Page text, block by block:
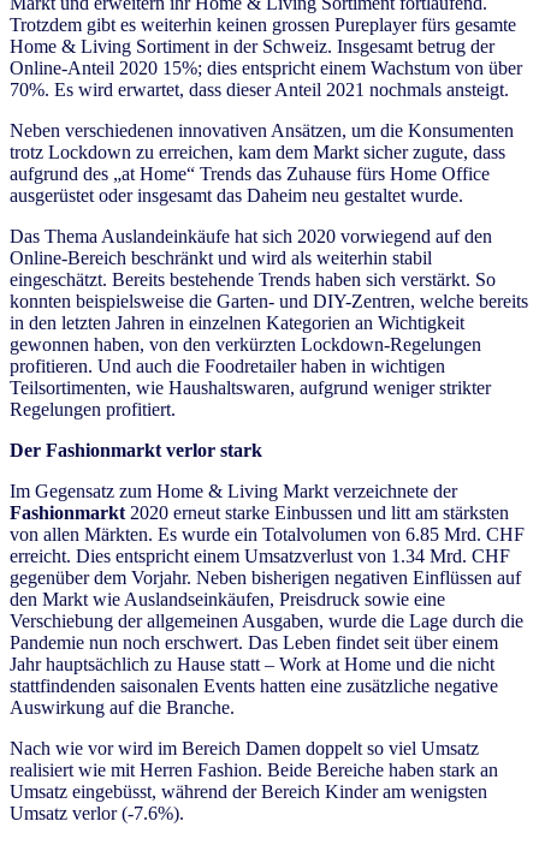
Trotzdem gibt es weiterhin keinen grossen Pureplayer fürs gesamte
Home & Living Sortiment in der Schweiz. Insgesamt betrug der
Online-Anteil 2020 15%; dies entspricht einem Wachstum von über
70%. Es wird erwartet, dass dieser Anteil 2021 nochmals ansteigt.
Neben verschiedenen innovativen Ansätzen, um die Konsumenten
trotz Lockdown zu erreichen, kam dem Markt sicher zugute, dass
aufgrund des „at Home“ Trends das Zuhause fürs Home Office
ausgerüstet oder insgesamt das Daheim neu gestaltet wurde.
Das Thema Auslandeinkäufe hat sich 2020 vorwiegend auf den
Online-Bereich beschränkt und wird als weiterhin stabil
eingeschätzt. Bereits bestehende Trends haben sich verstärkt. So
konnten beispielsweise die Garten- und DIY-Zentren, welche bereits
in den letzten Jahren in einzelnen Kategorien an Wichtigkeit
gewonnen haben, von den verkürzten Lockdown-Regelungen
profitieren. Und auch die Foodretailer haben in wichtigen
Teilsortimenten, wie Haushaltswaren, aufgrund weniger strikter
Regelungen profitiert.
Der Fashionmarkt verlor stark
Im Gegensatz zum Home & Living Markt verzeichnete der
Fashionmarkt 2020 erneut starke Einbussen und litt am stärksten
von allen Märkten. Es wurde ein Totalvolumen von 6.85 Mrd. CHF
erreicht. Dies entspricht einem Umsatzverlust von 1.34 Mrd. CHF
gegenüber dem Vorjahr. Neben bisherigen negativen Einflüssen auf
den Markt wie Auslandseinkäufen, Preisdruck sowie eine
Verschiebung der allgemeinen Ausgaben, wurde die Lage durch die
Pandemie nun noch erschwert. Das Leben findet seit über einem
Jahr hauptsächlich zu Hause statt – Work at Home und die nicht
stattfindenden saisonalen Events hatten eine zusätzliche negative
Auswirkung auf die Branche.
Nach wie vor wird im Bereich Damen doppelt so viel Umsatz
realisiert wie mit Herren Fashion. Beide Bereiche haben stark an
Umsatz eingebüsst, während der Bereich Kinder am wenigsten
Umsatz verlor (-7.6%).